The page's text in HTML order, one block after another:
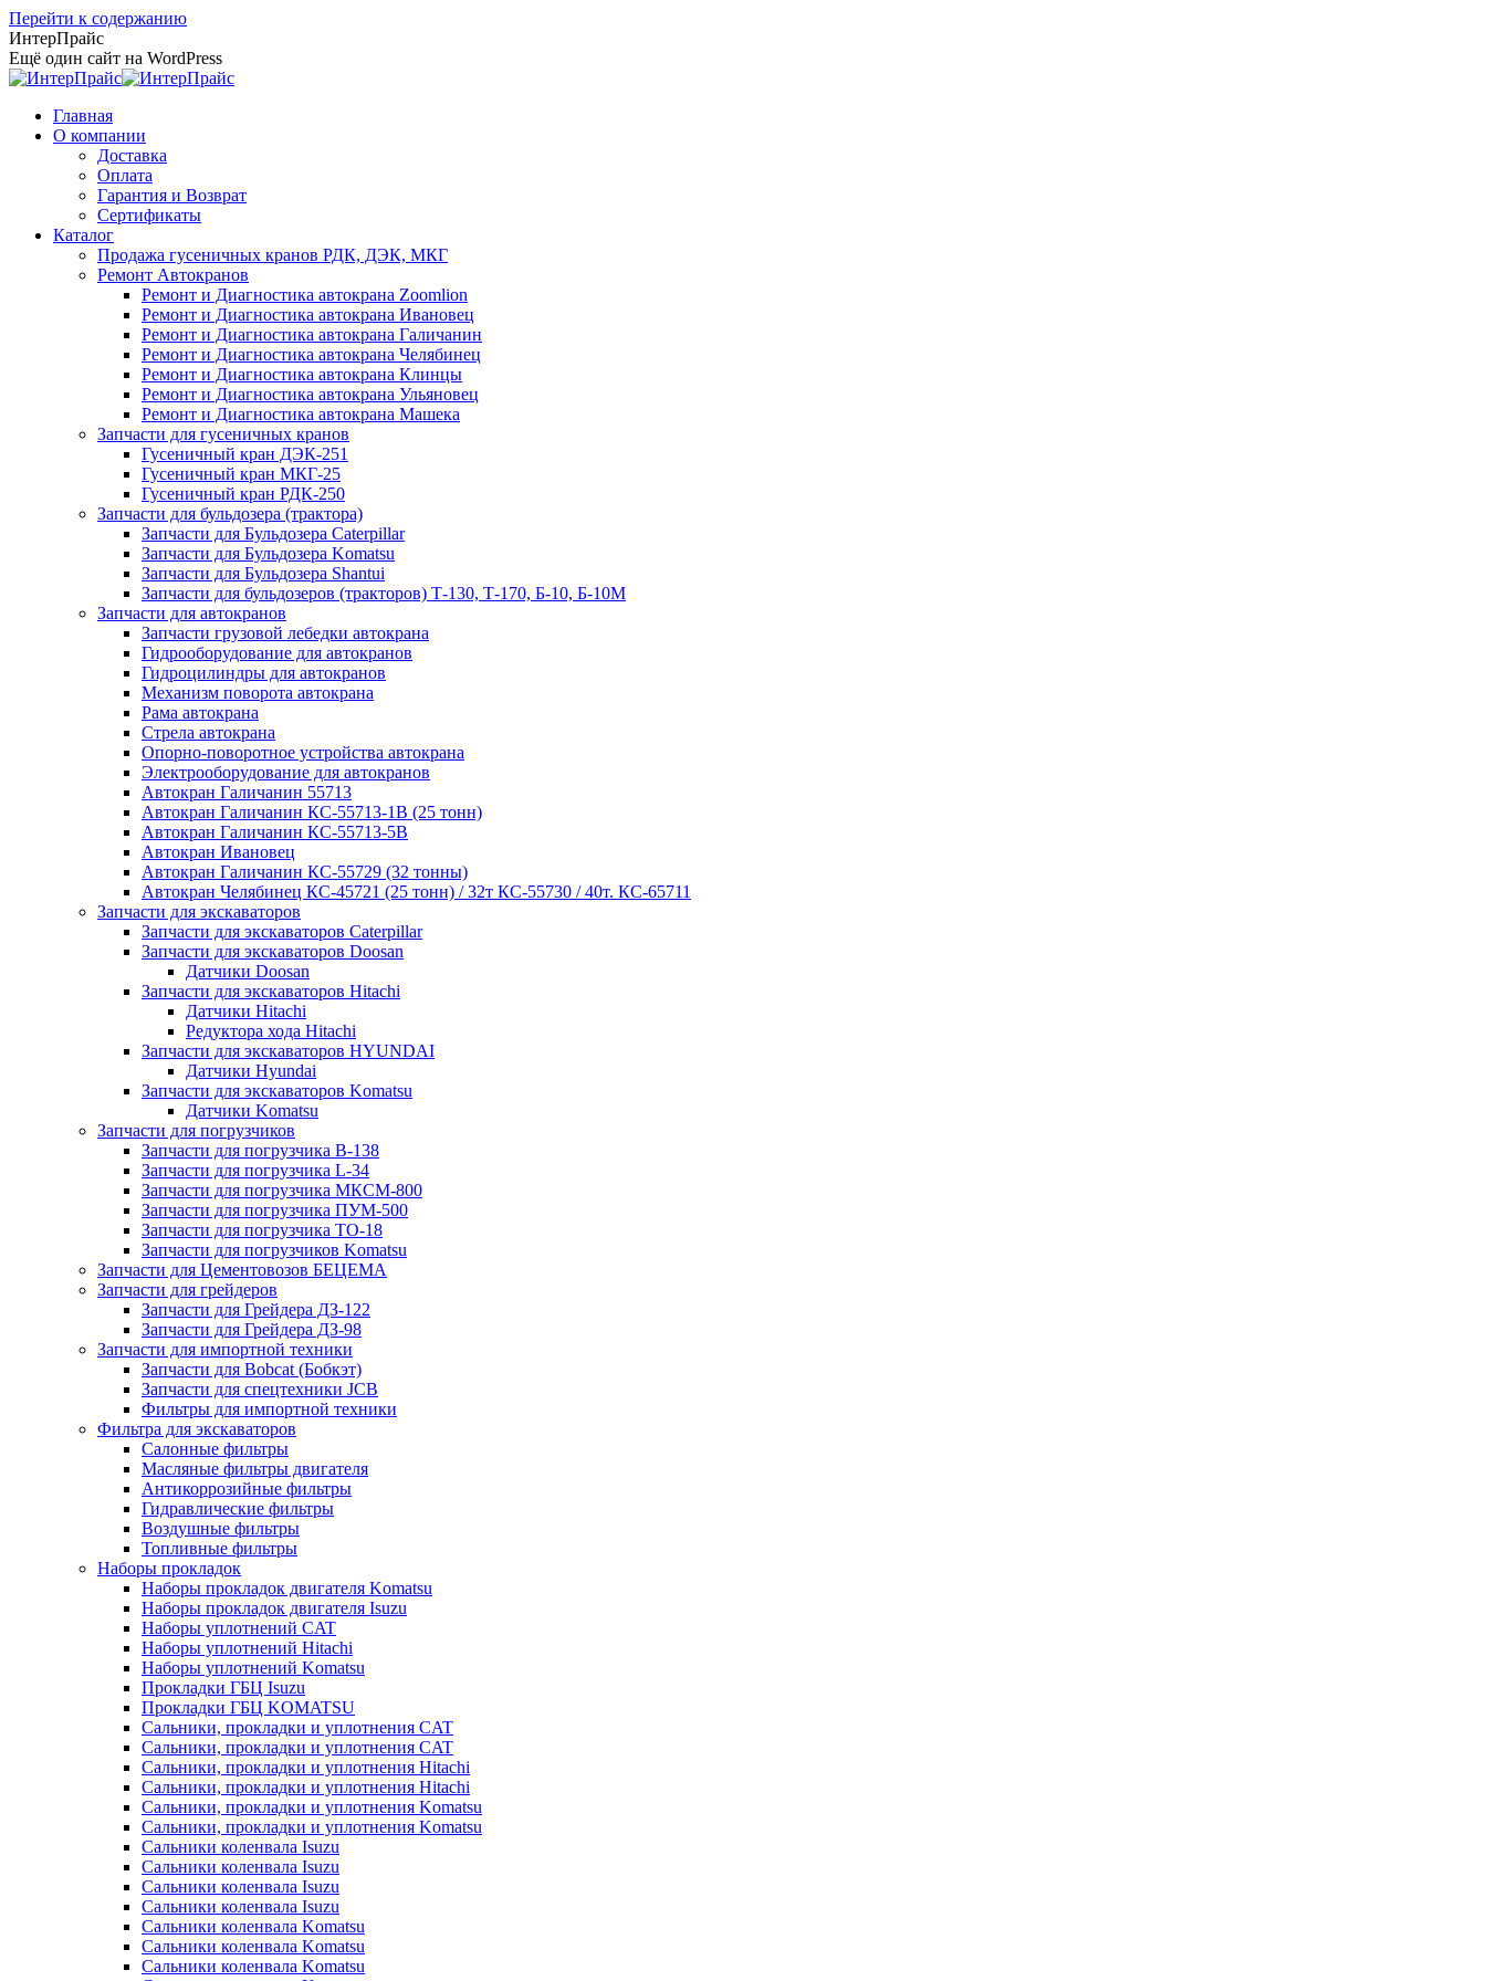
Перейти к содержанию
ИнтерПрайс
Ещё один сайт на WordPress
Главная
О компании
Доставка
Оплата
Гарантия и Возврат
Сертификаты
Каталог
Продажа гусеничных кранов РДК, ДЭК, МКГ
Ремонт Автокранов
Ремонт и Диагностика автокрана Zoomlion
Ремонт и Диагностика автокрана Ивановец
Ремонт и Диагностика автокрана Галичанин
Ремонт и Диагностика автокрана Челябинец
Ремонт и Диагностика автокрана Клинцы
Ремонт и Диагностика автокрана Ульяновец
Ремонт и Диагностика автокрана Машека
Запчасти для гусеничных кранов
Гусеничный кран ДЭК-251
Гусеничный кран МКГ-25
Гусеничный кран РДК-250
Запчасти для бульдозера (трактора)
Запчасти для Бульдозера Caterpillar
Запчасти для Бульдозера Komatsu
Запчасти для Бульдозера Shantui
Запчасти для бульдозеров (тракторов) Т-130, Т-170, Б-10, Б-10М
Запчасти для автокранов
Запчасти грузовой лебедки автокрана
Гидрооборудование для автокранов
Гидроцилиндры для автокранов
Механизм поворота автокрана
Рама автокрана
Стрела автокрана
Опорно-поворотное устройства автокрана
Электрооборудование для автокранов
Автокран Галичанин 55713
Автокран Галичанин КС-55713-1В (25 тонн)
Автокран Галичанин КС-55713-5В
Автокран Ивановец
Автокран Галичанин КС-55729 (32 тонны)
Автокран Челябинец КС-45721 (25 тонн) / 32т КС-55730 / 40т. КС-65711
Запчасти для экскаваторов
Запчасти для экскаваторов Caterpillar
Запчасти для экскаваторов Doosan
Датчики Doosan
Запчасти для экскаваторов Hitachi
Датчики Hitachi
Редуктора хода Hitachi
Запчасти для экскаваторов HYUNDAI
Датчики Hyundai
Запчасти для экскаваторов Komatsu
Датчики Komatsu
Запчасти для погрузчиков
Запчасти для погрузчика B-138
Запчасти для погрузчика L-34
Запчасти для погрузчика МКСМ-800
Запчасти для погрузчика ПУМ-500
Запчасти для погрузчика ТО-18
Запчасти для погрузчиков Komatsu
Запчасти для Цементовозов БЕЦЕМА
Запчасти для грейдеров
Запчасти для Грейдера ДЗ-122
Запчасти для Грейдера ДЗ-98
Запчасти для импортной техники
Запчасти для Bobcat (Бобкэт)
Запчасти для спецтехники JCB
Фильтры для импортной техники
Фильтра для экскаваторов
Салонные фильтры
Масляные фильтры двигателя
Антикоррозийные фильтры
Гидравлические фильтры
Воздушные фильтры
Топливные фильтры
Наборы прокладок
Наборы прокладок двигателя Komatsu
Наборы прокладок двигателя Isuzu
Наборы уплотнений CAT
Наборы уплотнений Hitachi
Наборы уплотнений Komatsu
Прокладки ГБЦ Isuzu
Прокладки ГБЦ KOMATSU
Сальники, прокладки и уплотнения CAT
Сальники, прокладки и уплотнения CAT
Сальники, прокладки и уплотнения Hitachi
Сальники, прокладки и уплотнения Hitachi
Сальники, прокладки и уплотнения Komatsu
Сальники, прокладки и уплотнения Komatsu
Сальники коленвала Isuzu
Сальники коленвала Isuzu
Сальники коленвала Isuzu
Сальники коленвала Isuzu
Сальники коленвала Komatsu
Сальники коленвала Komatsu
Сальники коленвала Komatsu